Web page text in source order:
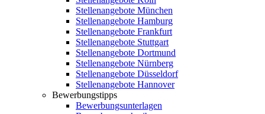
Stellenangebote München
Stellenangebote Hamburg
Stellenangebote Frankfurt
Stellenangebote Stuttgart
Stellenangebote Dortmund
Stellenangebote Nürnberg
Stellenangebote Düsseldorf
Stellenangebote Hannover
Bewerbungstipps
Bewerbungsunterlagen